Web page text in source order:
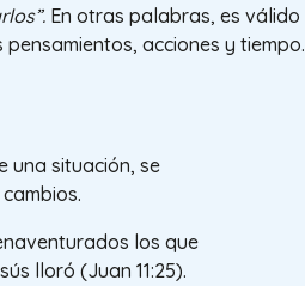
En otras palabras, es válido
acciones y tiempo.
una situación, se
los que
lloró (Juan 11:25).